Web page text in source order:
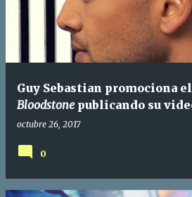
Guy Sebastian promociona
Bloodstonepublicando su
octubre 26, 2017
0